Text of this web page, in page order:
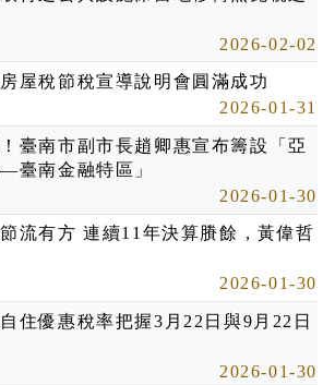
2026-02-02
屋稅節稅宣導說明會圓滿成功
2026-01-31
臺南市副市長趙卿惠宣布籌設「亞
臺南金融特區」
2026-01-30
流有方 連續11年決算賸餘，黃偉哲
2026-01-30
住優惠稅率把握3月22日與9月22日
2026-01-30